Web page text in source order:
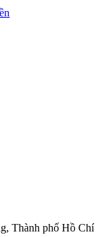
Thành phố Hồ Chí